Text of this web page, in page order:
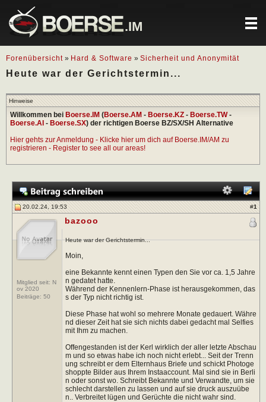
.IM
Forenübersicht » Hard & Software » Sicherheit und Anonymität
Heute war der Gerichtstermin...
Hinweise
Willkommen bei Boerse.IM (Boerse.AM - Boerse.KZ - Boerse.TW-
Boerse.AI - Boerse.SX) der richtigen Boerse BZ/SX/SH Alternative
Hier gehts zur Anmeldung - Klicke hier um dich auf Boerse.IM/AM zu
registrieren - Register to see all our areas!
20.02.24, 19:53 #1
Mitglied seit: N
ov 2020
Beiträge: 50
bazooo
Heute war der Gerichtstermin...
Moin,
eine Bekannte kennt einen Typen den Sie vor ca. 1,5 Jahre
n gedatet hatte.
Während der Kennenlern-Phase ist herausgekommen, das
s der Typ nicht richtig ist.
Diese Phase hat wohl so mehrere Monate gedauert. Währe
nd dieser Zeit hat sie sich nichts dabei gedacht mal Selfies
mit Ihm zu machen.
Offengestanden ist der Kerl wirklich der aller letzte Abschau
m und so etwas habe ich noch nicht erlebt... Seit der Trenn
ung schreibt er dem Elternhaus Briefe und schickt Photoge
shoppte Bilder aus Ihrem Instaaccount. Mal sind sie in Berli
n oder sonst wo. Schreibt Bekannte und Verwandte, um sie
schlecht darstellen zu lassen und auf sie druck auszuübe
n.. Verbreitet lügen und Gerüchte die nicht wahr sind.